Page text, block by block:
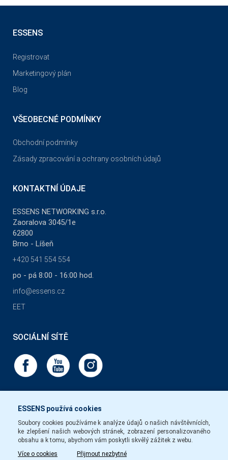
ESSENS používá cookies
Soubory cookies používáme k analýze údajů o našich návštěvnících,
ke zlepšení našich webových stránek, zobrazení personalizovaného
obsahu a k tomu, abychom vám poskytli skvělý zážitek z webu.
Více o cookies
Přijmout nezbytné
ESSENS
Registrovat
Marketingový plán
Blog
VŠEOBECNÉ PODMÍNKY
Obchodní podmínky
Zásady zpracování a ochrany osobních údajů
KONTAKTNÍ ÚDAJE
ESSENS NETWORKING s.r.o.
Zaoralova 3045/1e
62800
Brno - Líšeň
+420 541 554 554
po - pá 8:00 - 16:00 hod.
info@essens.cz
EET
SOCIÁLNÍ SÍTĚ